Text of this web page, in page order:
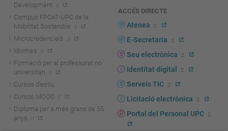
Development
Campus FPCAT-UPC de la
Mobilitat Sostenible
Microcredencials
Idiomes
Formació per al professorat no
universitari
Cursos d'estiu
Cursos MOOC
Diploma per a més grans de 55
anys
ACCÉS DIRECTE
Atenea
E-Secretaria
Seu electrònica
Identitat digital
Serveis TIC
Licitació electrònica
Portal del Personal UPC